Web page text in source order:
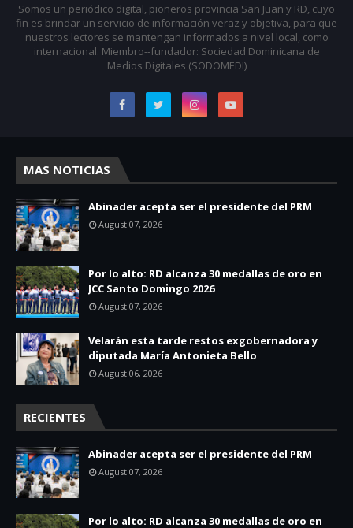
Somos un periódico digital, pioneros provincia San Juan y RD, cuyo
fin es brindar un servicio de información veraz y objetiva, para que
nuestros lectores se mantengan informados a nivel local, como
internacional. Miembro--fundador: Sociedad Dominicana de
Medios Digitales (SODOMEDI)
MAS NOTICIAS
Abinader acepta ser el presidente del PRM
August 07, 2026
Por lo alto: RD alcanza 30 medallas de oro en
JCC Santo Domingo 2026
August 07, 2026
Velarán esta tarde restos exgobernadora y
diputada María Antonieta Bello
August 06, 2026
RECIENTES
Abinader acepta ser el presidente del PRM
August 07, 2026
Por lo alto: RD alcanza 30 medallas de oro en